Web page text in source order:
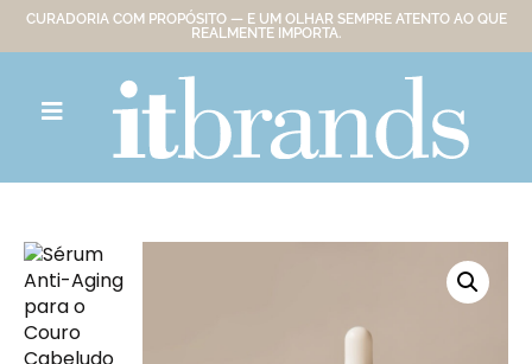
CURADORIA COM PROPÓSITO — E UM OLHAR SEMPRE ATENTO AO QUE
REALMENTE IMPORTA.